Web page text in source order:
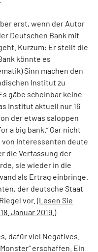
erst, wenn der Autor
Deutschen Bank mit
Kurzum: Er stellt die
könnte es
Sinn machen den
Institut zu
gäbe scheinbar keine
Institut aktuell nur 16
der etwas saloppen
a big bank.“ Gar nicht
von Interessenten deute
die Verfassung der
sie wieder in die
als Ertrag einbringe.
der deutsche Staat
vor. (Lesen Sie
Januar 2019.)
dafür viel Negatives.
erschaffen. Ein